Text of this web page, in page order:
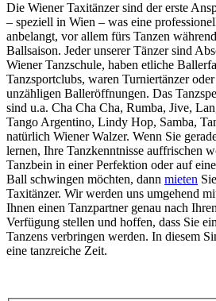
Die Wiener Taxitänzer sind der erste
– speziell in Wien – was eine
anbelangt, vor allem fürs Tanzen
Ballsaison. Jeder unserer Tänzer sind
Wiener Tanzschule, haben etliche
Tanzsportclubs, waren Turniertänzer
unzähligen Balleröffnungen. Das
sind u.a. Cha Cha Cha, Rumba, Jive,
Tango Argentino, Lindy Hop, Samba,
natürlich Wiener Walzer. Wenn Sie
lernen, Ihre Tanzkenntnisse auffrischen
Tanzbein in einer Perfektion oder auf
Ball schwingen möchten, dann mieten
Taxitänzer. Wir werden uns umgehend
Ihnen einen Tanzpartner genau nach
Verfügung stellen und hoffen, dass Sie
Tanzens verbringen werden. In diesem
eine tanzreiche Zeit.